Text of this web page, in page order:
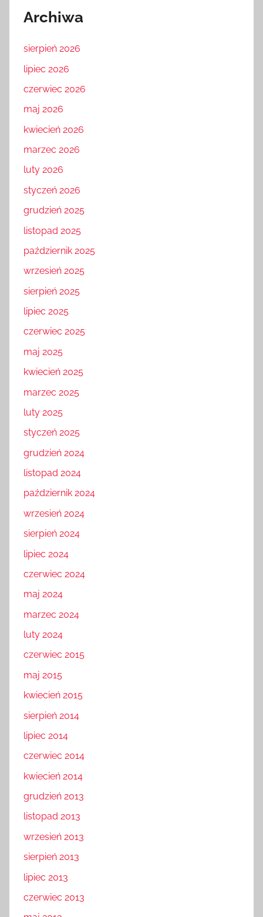
Archiwa
sierpień 2026
lipiec 2026
czerwiec 2026
maj 2026
kwiecień 2026
marzec 2026
luty 2026
styczeń 2026
grudzień 2025
listopad 2025
październik 2025
wrzesień 2025
sierpień 2025
lipiec 2025
czerwiec 2025
maj 2025
kwiecień 2025
marzec 2025
luty 2025
styczeń 2025
grudzień 2024
listopad 2024
październik 2024
wrzesień 2024
sierpień 2024
lipiec 2024
czerwiec 2024
maj 2024
marzec 2024
luty 2024
czerwiec 2015
maj 2015
kwiecień 2015
sierpień 2014
lipiec 2014
czerwiec 2014
kwiecień 2014
grudzień 2013
listopad 2013
wrzesień 2013
sierpień 2013
lipiec 2013
czerwiec 2013